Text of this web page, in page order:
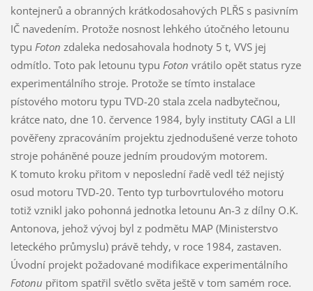
kontejnerů a obranných krátkodosahových PLŘS s pasivním
IČ navedením. Protože nosnost lehkého útočného letounu
typu Foton zdaleka nedosahovala hodnoty 5 t, VVS jej
odmítlo. Toto pak letounu typu Foton vrátilo opět status ryze
experimentálního stroje. Protože se tímto instalace
pístového motoru typu TVD-20 stala zcela nadbytečnou,
krátce nato, dne 10. července 1984, byly instituty CAGI a LII
pověřeny zpracováním projektu zjednodušené verze tohoto
stroje poháněné pouze jedním proudovým motorem.
K tomuto kroku přitom v neposlední řadě vedl též nejistý
osud motoru TVD-20. Tento typ turbovrtulového motoru
totiž vznikl jako pohonná jednotka letounu An-3 z dílny O.K.
Antonova, jehož vývoj byl z podmětu MAP (Ministerstvo
leteckého průmyslu) právě tehdy, v roce 1984, zastaven.
Úvodní projekt požadované modifikace experimentálního
Fotonu přitom spatřil světlo světa ještě v tom samém roce.